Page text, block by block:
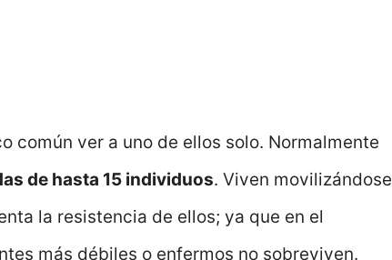
común ver a uno de ellos solo. Normalmente
de hasta 15 individuos. Viven movilizándose
la resistencia de ellos; ya que en el
más débiles o enfermos no sobreviven.